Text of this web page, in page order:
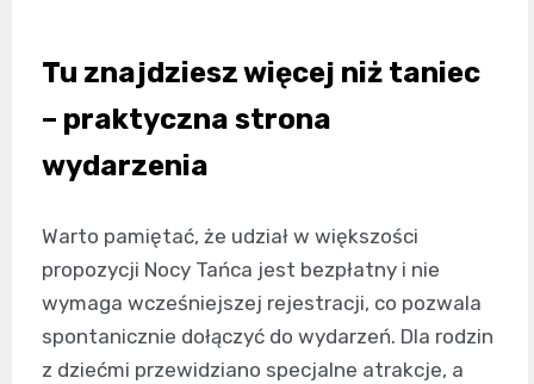
Tu znajdziesz więcej niż taniec
– praktyczna strona
wydarzenia
Warto pamiętać, że udział w większości
propozycji Nocy Tańca jest bezpłatny i nie
wymaga wcześniejszej rejestracji, co pozwala
spontanicznie dołączyć do wydarzeń. Dla rodzin
z dziećmi przewidziano specjalne atrakcje, a